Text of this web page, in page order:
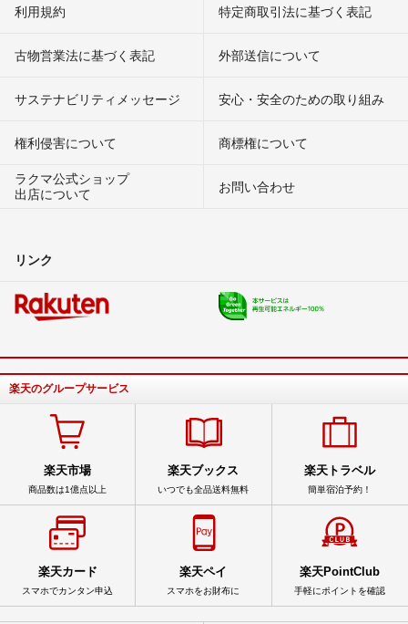
利用規約 特定商取引法に基づく表記
古物営業法に基づく表記 外部送信について
サステナビリティメッセージ 安心・安全のための取り組み
権利侵害について
商標権について
ラクマ公式ショップ
出店について
お問い合わせ
リンク
楽天のグループサービス
楽天市場
商品数は1億点以上
楽天ブックス
いつでも全品送料無料
楽天トラベル
簡単宿泊予約！
楽天カード
スマホでカンタン申込
楽天ペイ
スマホをお財布に
楽天PointClub
手軽にポイントを確認